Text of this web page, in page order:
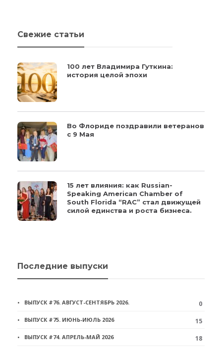
Свежие статьи
100 лет Владимира Гуткина:
история целой эпохи
Во Флориде поздравили ветеранов
с 9 Мая
15 лет влияния: как Russian-
Speaking American Chamber of
South Florida “RAC” стал движущей
силой единства и роста бизнеса.
Последние выпуски
ВЫПУСК #76. АВГУСТ-СЕНТЯБРЬ 2026. 0
ВЫПУСК #75. ИЮНЬ-ИЮЛЬ 2026 15
ВЫПУСК #74. АПРЕЛЬ-МАЙ 2026 18